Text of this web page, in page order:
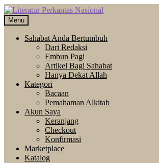
Skip
to
navigation
Langsung
ke
isi
Menu
Sahabat Anda Bertumbuh
Dari Redaksi
Embun Pagi
Artikel Bagi Sahabat
Hanya Dekat Allah
Kategori
Bacaan
Pemahaman Alkitab
Akun Saya
Keranjang
Checkout
Konfirmasi
Marketplace
Katalog